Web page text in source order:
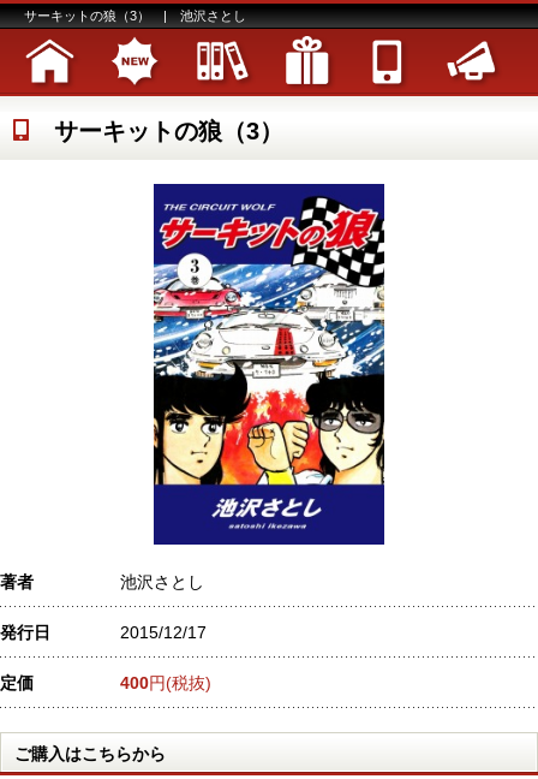
サーキットの狼（3） | 池沢さとし
サーキットの狼（3）
著者 池沢さとし
発行日 2015/12/17
定価 400円(税抜)
ご購入はこちらから